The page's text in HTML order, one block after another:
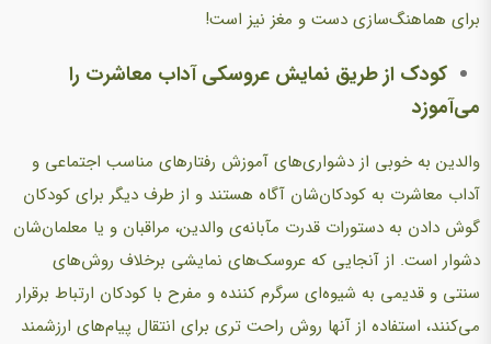
برای هماهنگ‌سازی دست و مغز نیز است!
کودک از طریق نمایش عروسکی آداب معاشرت را
می‌آموزد
والدین به خوبی از دشواری‌های آموزش رفتارهای مناسب اجتماعی و
آداب معاشرت به کودکان‌شان آگاه هستند و از طرف دیگر برای کودکان
گوش دادن به دستورات قدرت مآبانه‌ی والدین، مراقبان و یا معلمان‌شان
دشوار است. از آنجایی که عروسک‌های نمایشی برخلاف روش‌های
سنتی و قدیمی به شیوه‌ای سرگرم کننده و مفرح با کودکان ارتباط برقرار
می‌کنند، استفاده از آنها روش راحت تری برای انتقال پیام‌های ارزشمند